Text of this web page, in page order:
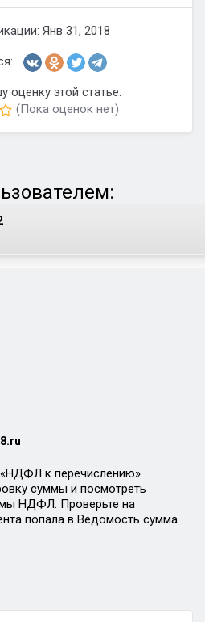
Янв 31, 2018
оценку этой статье:
(Пока оценок нет)
к перечислению»
суммы и посмотреть
НДФЛ. Проверьте на
попала в Ведомость сумма